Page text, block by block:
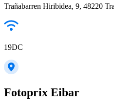
Trañabarren Hiribidea, 9, 48220
19DC
Fotoprix Eibar